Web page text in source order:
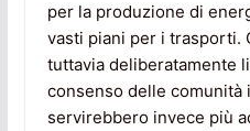
per la produzione di
vasti piani per i trasporti.
tuttavia deliberatamente
consenso delle comunità
servirebbero invece più